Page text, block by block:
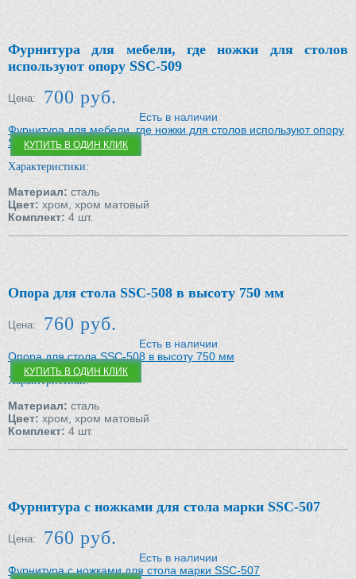
Фурнитура для мебели, где ножки для столов
используют опору SSC-509
Цена: 700 руб.
КУПИТЬ В ОДИН КЛИК
Есть в наличии
Фурнитура для мебели, где ножки для столов используют опору
SSC-509
Характеристики:
Материал: сталь
Цвет: хром, хром матовый
Комплект: 4 шт.
Опора для стола SSC-508 в высоту 750 мм
Цена: 760 руб.
КУПИТЬ В ОДИН КЛИК
Есть в наличии
Опора для стола SSC-508 в высоту 750 мм
Характеристики:
Материал: сталь
Цвет: хром, хром матовый
Комплект: 4 шт.
Фурнитура с ножками для стола марки SSC-507
Цена: 760 руб.
Есть в наличии
Фурнитура с ножками для стола марки SSC-507